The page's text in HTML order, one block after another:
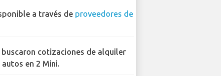
a través de proveedores de
buscaron cotizaciones de alquiler
autos en 2 Mini.